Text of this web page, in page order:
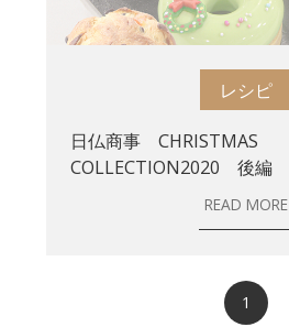
レシピ
日仏商事 CHRISTMAS
COLLECTION2020 後編
READ MORE
1